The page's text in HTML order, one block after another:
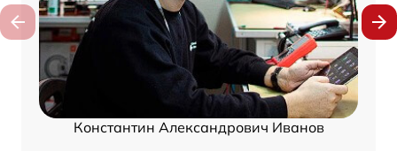
Константин Александрович Иванов